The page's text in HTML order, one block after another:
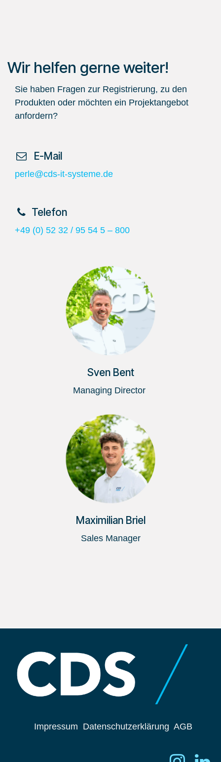
Wir helfen gerne weiter!
Sie haben Fragen zur Registrierung, zu den
Produkten oder möchten ein Projektangebot
anfordern?
​ E-Mail
perle@cds-it-systeme.de
​Telefon
+49 (0) 52 32 / 95 54 5 – 800
Sven Bent
Managing Director
Maximilian Briel
Sales Manager
Impressum Datenschutzerklärung AGB